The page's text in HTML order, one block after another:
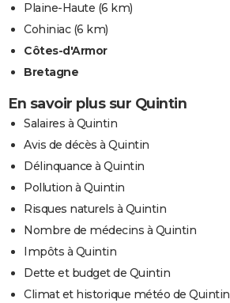
Plaine-Haute (6 km)
Cohiniac(6 km)
Côtes-d'Armor
Bretagne
En savoir plus sur Quintin
Salaires à Quintin
Avis de décès à Quintin
Délinquance à Quintin
Pollution à Quintin
Risques naturels à Quintin
Nombre de médecins à Quintin
Impôts à Quintin
Dette et budget de Quintin
Climat et historique météo de Quintin